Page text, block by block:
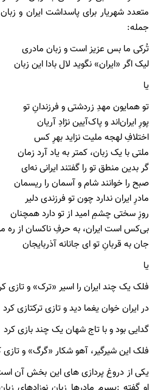
متعدد شهریار برای پاسداشت ایران و
جمله:
تُرکی ما بس عزیز است و زبان مادری
لیک اگر «ایران» نگوید لال بادا این زبان
یا
تو همایون مهدِ زردشتی و فرزندانِ تو
پورِ ایران‌اند و پاک‌آیین نژادِ آریان
اختلافِ لهجه ملیت نزاید بهرِ کس
ملتی با یک زبان، کمتر به یاد آرد زمان
گر بدین منطق تو را گفتند ایرانی نه‌ای
صبح را خوانند شام و آسمان را ریسمان
مادرِ ایران ندارد چون تو فرزندی دلیر
روزِ سختی چشمِ امید از تو دارد همچنان
بی‌کس است ایران، به حرفِ ناکسان از ره
جان به قربانِ تو ای جانانه آذربایجان
یا
فلک‌ یک‌ چند ایران‌ را اسیر «ترک» و تازی
در ایران‌ خوان‌ یغما دید و تازی ترکتازی کرد
گدایی بود و با تاج‌ شهان‌ یک‌ چند بازی کرد
فلک‌ این‌ شیرگیر، آهو شکار «گرگ‌» و تازی
یکی از دروغ پردازی های این بخش آن